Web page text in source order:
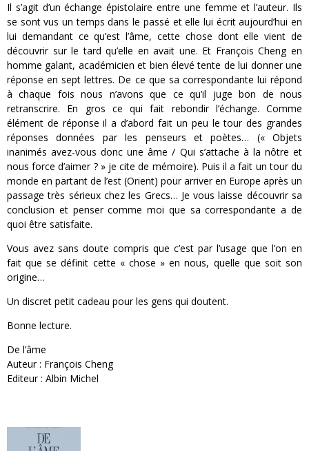
Il s’agit d’un échange épistolaire entre une femme et l’auteur. Ils
se sont vus un temps dans le passé et elle lui écrit aujourd’hui en
lui demandant ce qu’est l’âme, cette chose dont elle vient de
découvrir sur le tard qu’elle en avait une. Et François Cheng en
homme galant, académicien et bien élevé tente de lui donner une
réponse en sept lettres. De ce que sa correspondante lui répond
à chaque fois nous n’avons que ce qu’il juge bon de nous
retranscrire. En gros ce qui fait rebondir l’échange. Comme
élément de réponse il a d’abord fait un peu le tour des grandes
réponses données par les penseurs et poètes… (« Objets
inanimés avez-vous donc une âme / Qui s’attache à la nôtre et
nous force d’aimer ? » je cite de mémoire). Puis il a fait un tour du
monde en partant de l’est (Orient) pour arriver en Europe après un
passage très sérieux chez les Grecs… Je vous laisse découvrir sa
conclusion et penser comme moi que sa correspondante a de
quoi être satisfaite.
Vous avez sans doute compris que c’est par l’usage que l’on en
fait que se définit cette « chose » en nous, quelle que soit son
origine…
Un discret petit cadeau pour les gens qui doutent.
Bonne lecture.
De l’âme
Auteur : François Cheng
Editeur : Albin Michel